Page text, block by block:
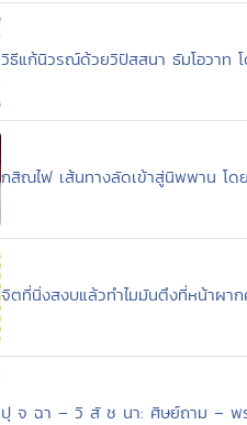
วิธีแก้นิวรณ์ด้วยวิปัสสนา ธัมโอวาท
กสิณไฟ เส้นทางลัดเข้าสู่นิพพาน โ
จิตที่นิ่งสงบแล้วทำไมมันตึงที่หน้าผ
ปุ จ ฉา – วิ สั ช นา: ศิษย์ถาม – พ